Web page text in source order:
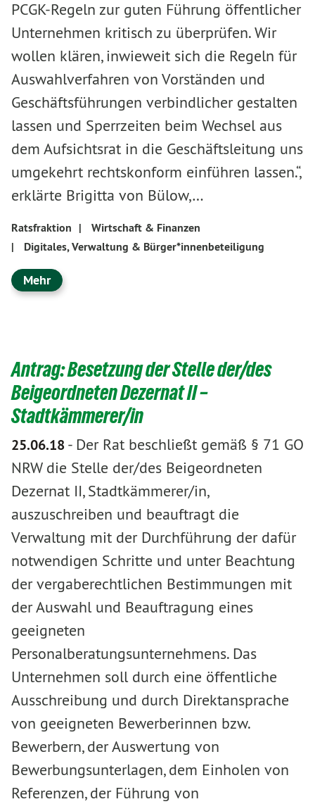
PCGK-Regeln zur guten Führung öffentlicher
Unternehmen kritisch zu überprüfen. Wir
wollen klären, inwieweit sich die Regeln für
Auswahlverfahren von Vorständen und
Geschäftsführungen verbindlicher gestalten
lassen und Sperrzeiten beim Wechsel aus
dem Aufsichtsrat in die Geschäftsleitung uns
umgekehrt rechtskonform einführen lassen.“,
erklärte Brigitta von Bülow,…
Ratsfraktion |
Wirtschaft & Finanzen
|
Digitales, Verwaltung & Bürger*innenbeteiligung
Mehr
Antrag: Besetzung der Stelle der/des
Beigeordneten Dezernat II –
Stadtkämmerer/in
25.06.18- Der Rat beschließt gemäß § 71 GO
NRW die Stelle der/des Beigeordneten
Dezernat II, Stadtkämmerer/in,
auszuschreiben und beauftragt die
Verwaltung mit der Durchführung der dafür
notwendigen Schritte und unter Beachtung
der vergaberechtlichen Bestimmungen mit
der Auswahl und Beauftragung eines
geeigneten
Personalberatungsunternehmens. Das
Unternehmen soll durch eine öffentliche
Ausschreibung und durch Direktansprache
von geeigneten Bewerberinnen bzw.
Bewerbern, der Auswertung von
Bewerbungsunterlagen, dem Einholen von
Referenzen, der Führung von